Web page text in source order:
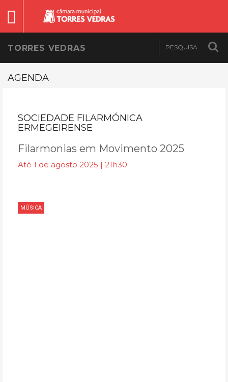
TORRES VEDRAS
AGENDA
SOCIEDADE FILARMÓNICA
ERMEGEIRENSE
Filarmonias em Movimento 2025
Até 1 de agosto 2025 | 21h30
MÚSICA